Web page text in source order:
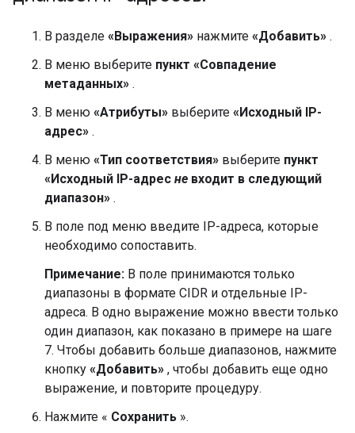
В разделе «Выражения» нажмите «Добавить» .
В меню выберите пункт «Совпадение
метаданных» .
В меню «Атрибуты» выберите «Исходный IP-
адрес» .
В меню «Тип соответствия» выберите пункт
«Исходный IP-адрес не входит в следующий
диапазон» .
В поле под меню введите IP-адреса, которые
необходимо сопоставить.
Примечание: В поле принимаются только
диапазоны в формате CIDR и отдельные IP-
адреса. В одно выражение можно ввести только
один диапазон, как показано в примере на шаге
7. Чтобы добавить больше диапазонов, нажмите
кнопку «Добавить» , чтобы добавить еще одно
выражение, и повторите процедуру.
Нажмите « Сохранить ».